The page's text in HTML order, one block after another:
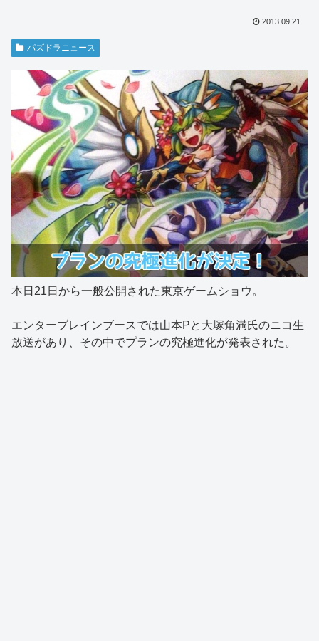
2013.09.21
パズドラニュース
本日21日から一般公開された東京ゲームショウ。
エンターブレインブースでは山本Pと大塚角満氏のニコ生
放送があり、その中でプランの究極進化が発表された。